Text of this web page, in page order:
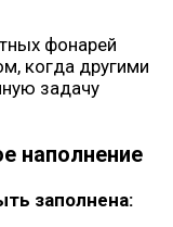
фонарей
когда другими
задачу
наполнение
заполнена: